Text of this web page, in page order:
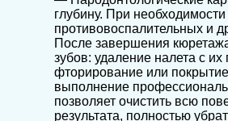
глубину. При
противовоспалительных и
После завершения
зубов: удаление налета с
фторирование или
выполнение
позволяет очистить всю
результата, полностью